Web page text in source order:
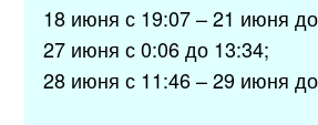
18 июня с 19:07 – 21 июня
27 июня с 0:06 до 13:34;
28 июня с 11:46 – 29 июня